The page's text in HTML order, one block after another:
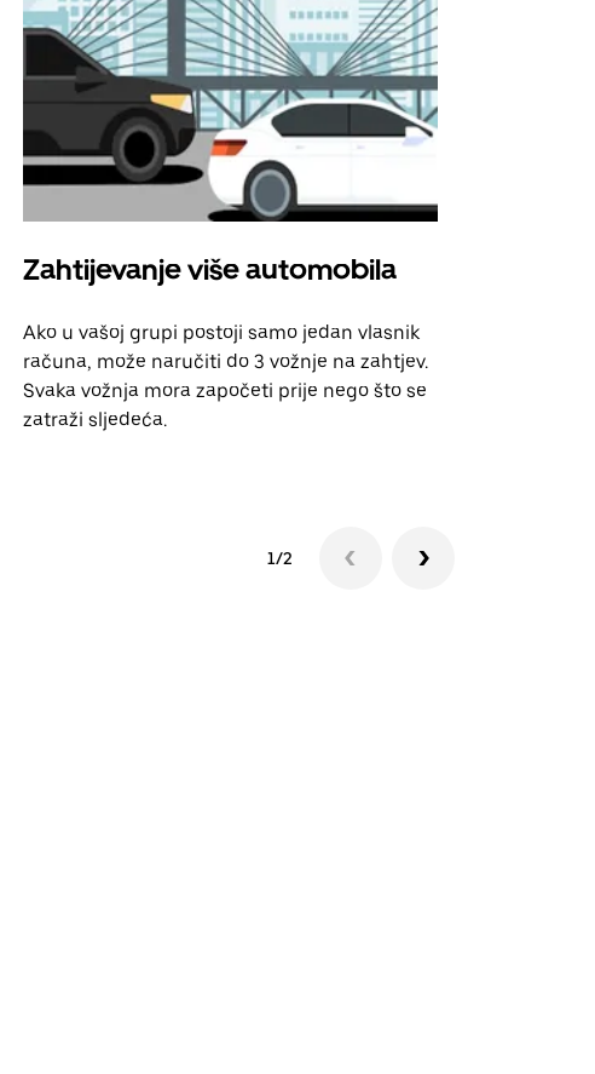
Zahtijevanje više automobila
Ako u vašoj grupi postoji samo jedan vlasnik
računa, može naručiti do 3 vožnje na zahtjev.
Svaka vožnja mora započeti prije nego što se
zatraži sljedeća.
1/2